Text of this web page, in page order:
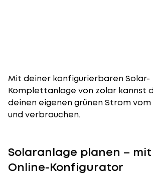
Mit deiner konfigurierbaren Solar-
Komplettanlage von zolar kannst
deinen eigenen grünen Strom
und verbrauchen.
Solaranlage planen –
Online-Konfigurator